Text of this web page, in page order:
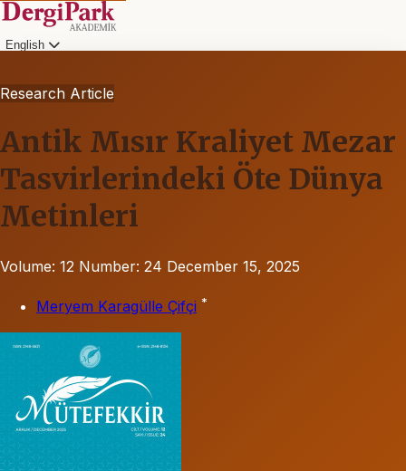
English
Research Article
Antik Mısır Kraliyet Mezar
Tasvirlerindeki Öte Dünya
Metinleri
Volume: 12 Number: 24 December 15, 2025
Meryem Karagülle Çifçi *